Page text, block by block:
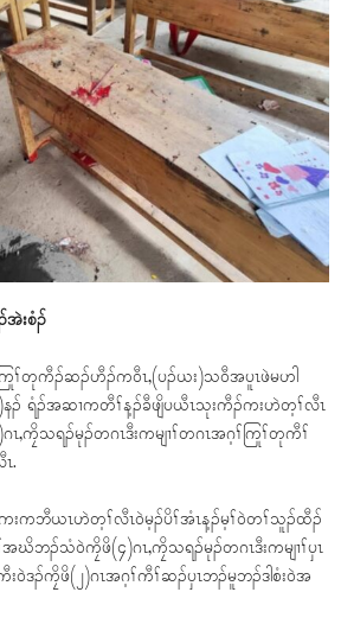
အဲးစံၣ်
ြုၢ်တုကီၣ်ဆၣ်ဟီၣ်ကဝီၤ,(ပၣ်ယး)သဝီအပူၤဖဲမဟါ
နၣ် ရံၣ်အဆၢကတီၢ်န့ၣ်ခီဖျိပယီၤသုးကီၣ်ကးဟဲတ့ၢ်လီၤ
,ကၠိသရၣ်မုၣ်တဂၤဒီးကမျၢၢ်တဂၤအဂ့ၢ်ကြုၢ်တုကီၢ်
.
ကဘီယၤဟဲတ့ၢ်လီၤဝဲမ့ၣ်ပိၢ်အံၤန့ၣ်မ့ၢ်ဝဲတၢ်သူၣ်ထီၣ်
ဘၣ်သံဝဲကၠိဖိ(၄)ဂၤ,ကၠိသရၣ်မုၣ်တဂၤဒီးကမျၢၢ်ပှၤ
ဝဲဒၣ်ကၠိဖိ(၂)ဂၤအဂ့ၢ်ကီၢ်ဆၣ်ပှၤဘၣ်မူဘၣ်ဒါစံးဝဲအ